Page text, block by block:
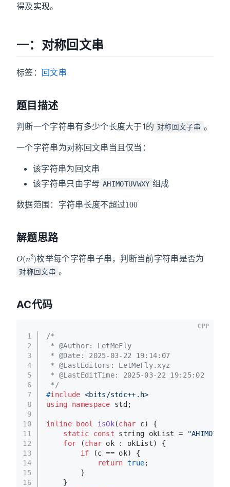
得及实现。
一：对称回文串
标签： 回文串
题目描述
判断一个字符串有多少个长度大于1的 对称回文子串 。
一个字符串为对称回文串当且仅当：
该字符串为回文串
该字符串只由字母 AHIMOTUVWXY 组成
数据范围：字符串长度不超过
解题思路
枚举每个字符串子串，判断当前字符串是否为
对称回文串 。
AC代码
1
2
3
4
5
6
7
8
9
10
11
12
13
14
15
16
/*
* @Author: LetMeFly
* @Date: 2025-03-22 19:14:07
* @LastEditors: LetMeFly.xyz
* @LastEditTime: 2025-03-22 19:25:02
*/
#include <bits/stdc++.h>
using
namespace std;
inline bool isOk(char c)
{
static
const string okList =
for (char ok : okList) {
if (c == ok) {
return true;
        }
    }
CPP